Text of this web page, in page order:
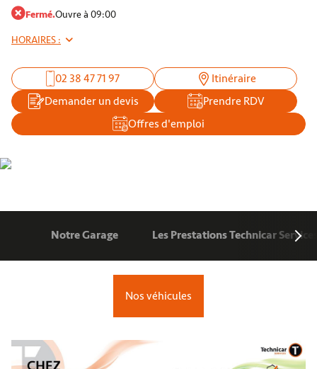
Fermé.Ouvre à 09:00
HORAIRES :
02 38 47 71 97
Itinéraire
Demander un devis
Prendre RDV
Offres d'emploi
Notre Garage Les Prestations Technicar
Nos véhicules